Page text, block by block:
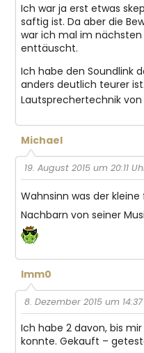
Ich war ja erst etwas
saftig ist. Da aber die
war ich mal im
enttäuscht.
Ich habe den Soundlink
anders deutlich teurer
Lautsprechertechnik
Michael
19. August 2015 um 20:11
Wahnsinn was der
Nachbarn von seiner
Imm0
8. Dezember 2015 um
Ich habe 2 davon, bis
konnte. Gekauft –